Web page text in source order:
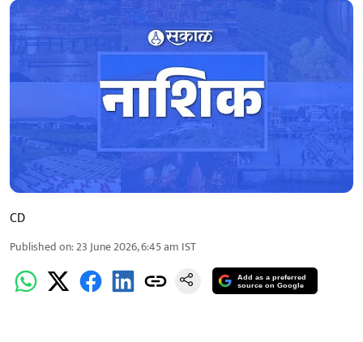
CD
Published on:23 June 2026, 6:45 am IST
Add as a preferred
source on Google